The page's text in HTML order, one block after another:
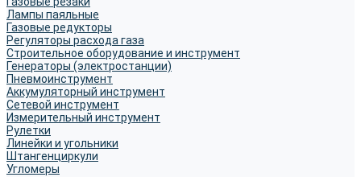
Лампы паяльные
Газовые редукторы
Регуляторы расхода газа
Строительное оборудование и инструмент
Генераторы (электростанции)
Пневмоинструмент
Аккумуляторный инструмент
Сетевой инструмент
Измерительный инструмент
Рулетки
Линейки и угольники
Штангенциркули
Угломеры